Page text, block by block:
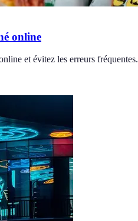
online
et évitez les erreurs fréquentes.